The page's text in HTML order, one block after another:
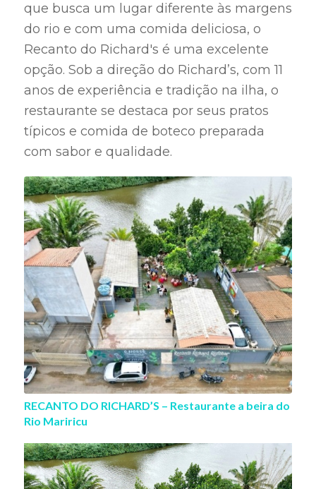
que busca um lugar diferente às margens
do rio e com uma comida deliciosa, o
Recanto do Richard's é uma excelente
opção. Sob a direção do Richard’s, com 11
anos de experiência e tradição na ilha, o
restaurante se destaca por seus pratos
típicos e comida de boteco preparada
com sabor e qualidade.
RECANTO DO RICHARD’S – Restaurante a beira do
Rio Mariricu